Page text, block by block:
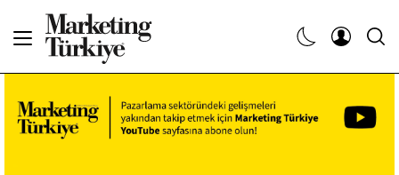
Haberler